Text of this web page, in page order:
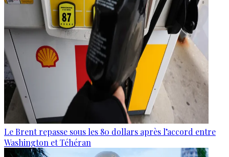
Le Brent repasse sous les 80 dollars après l’accord entre
Washington et Téhéran